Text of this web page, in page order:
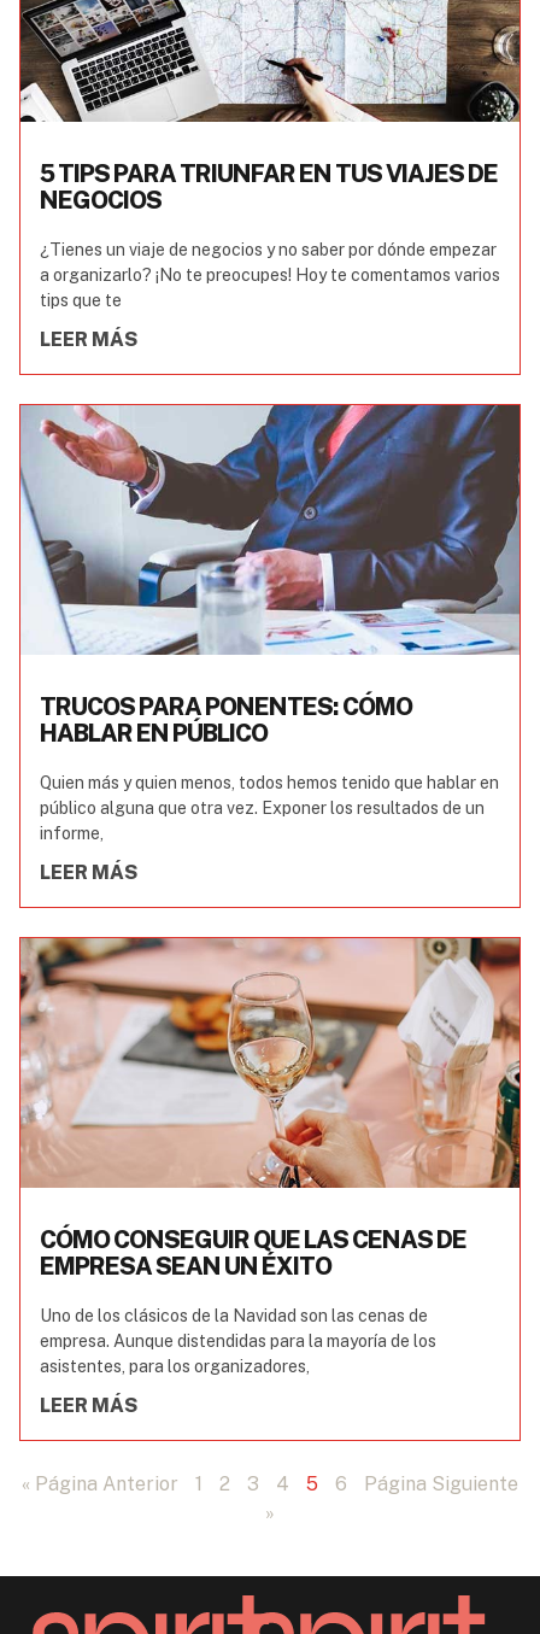
5 TIPS PARA TRIUNFAR EN TUS VIAJES DE
NEGOCIOS
¿Tienes un viaje de negocios y no saber por dónde empezar
a organizarlo? ¡No te preocupes! Hoy te comentamos varios
tips que te
LEER MÁS
TRUCOS PARA PONENTES: CÓMO
HABLAR EN PÚBLICO
Quien más y quien menos, todos hemos tenido que hablar en
público alguna que otra vez. Exponer los resultados de un
informe,
LEER MÁS
CÓMO CONSEGUIR QUE LAS CENAS DE
EMPRESA SEAN UN ÉXITO
Uno de los clásicos de la Navidad son las cenas de
empresa. Aunque distendidas para la mayoría de los
asistentes, para los organizadores,
LEER MÁS
« Página Anterior 1 2 3 4 5 6
Página Siguiente
»